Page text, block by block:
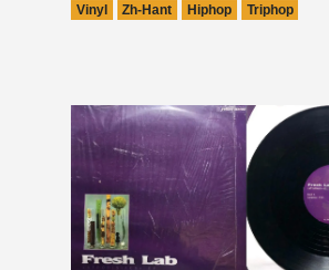
Vinyl Zh-Hant Hiphop Triphop